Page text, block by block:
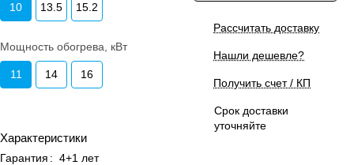
10 13.5 15.2
Мощность обогрева, кВт
11 14 16
Характеристики
Гарантия : 4+1 лет
Рассчитать доставку
Нашли дешевле?
Получить счет / КП
Срок доставки
уточняйте